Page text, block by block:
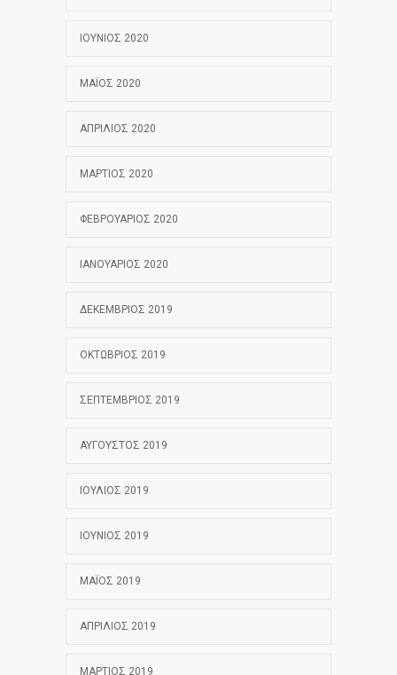
ΙΟΎΝΙΟΣ 2020
ΜΆΙΟΣ 2020
ΑΠΡΊΛΙΟΣ 2020
ΜΆΡΤΙΟΣ 2020
ΦΕΒΡΟΥΆΡΙΟΣ 2020
ΙΑΝΟΥΆΡΙΟΣ 2020
ΔΕΚΈΜΒΡΙΟΣ 2019
ΟΚΤΏΒΡΙΟΣ 2019
ΣΕΠΤΈΜΒΡΙΟΣ 2019
ΑΎΓΟΥΣΤΟΣ 2019
ΙΟΎΛΙΟΣ 2019
ΙΟΎΝΙΟΣ 2019
ΜΆΙΟΣ 2019
ΑΠΡΊΛΙΟΣ 2019
ΜΆΡΤΙΟΣ 2019